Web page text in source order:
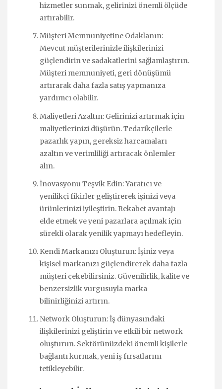
hizmetler sunmak, gelirinizi önemli ölçüde
artırabilir.
Müşteri Memnuniyetine Odaklanın:
Mevcut müşterilerinizle ilişkilerinizi
güçlendirin ve sadakatlerini sağlamlaştırın.
Müşteri memnuniyeti, geri dönüşümü
artırarak daha fazla satış yapmanıza
yardımcı olabilir.
Maliyetleri Azaltın: Gelirinizi artırmak için
maliyetlerinizi düşürün. Tedarikçilerle
pazarlık yapın, gereksiz harcamaları
azaltın ve verimliliği artıracak önlemler
alın.
İnovasyonu Teşvik Edin: Yaratıcı ve
yenilikçi fikirler geliştirerek işinizi veya
ürünlerinizi iyileştirin. Rekabet avantajı
elde etmek ve yeni pazarlara açılmak için
sürekli olarak yenilik yapmayı hedefleyin.
Kendi Markanızı Oluşturun: İşiniz veya
kişisel markanızı güçlendirerek daha fazla
müşteri çekebilirsiniz. Güvenilirlik, kalite ve
benzersizlik vurgusuyla marka
bilinirliğinizi artırın.
Network Oluşturun: İş dünyasındaki
ilişkilerinizi geliştirin ve etkili bir network
oluşturun. Sektörünüzdeki önemli kişilerle
bağlantı kurmak, yeni iş fırsatlarını
tetikleyebilir.